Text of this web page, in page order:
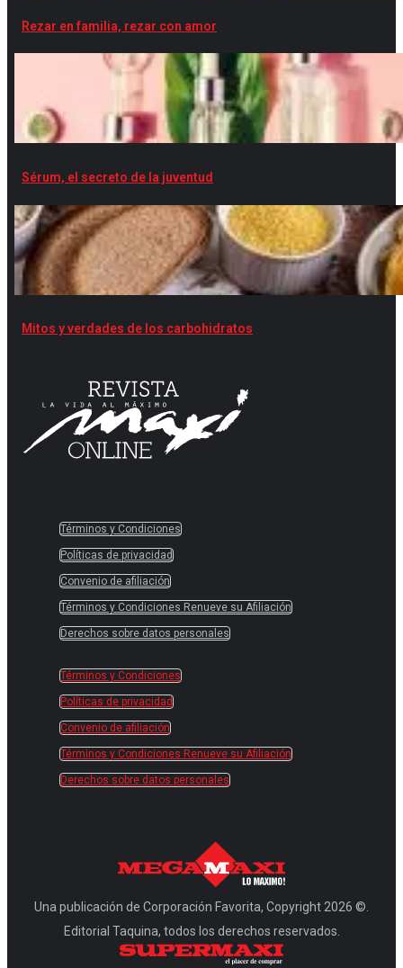
Rezar en familia, rezar con amor
Sérum, el secreto de la juventud
Mitos y verdades de los carbohidratos
Términos y Condiciones
Políticas de privacidad
Convenio de afiliación
Términos y Condiciones Renueve su Afiliación
Derechos sobre datos personales
Términos y Condiciones
Políticas de privacidad
Convenio de afiliación
Términos y Condiciones Renueve su Afiliación
Derechos sobre datos personales
Una publicación de Corporación Favorita, Copyright 2026 ©.
Editorial Taquina, todos los derechos reservados.